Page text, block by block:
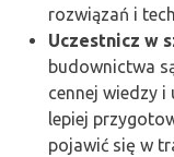
rozwiązań i
Uczestnicz w
budownictwa
cennej wiedzy i
lepiej
pojawić się w